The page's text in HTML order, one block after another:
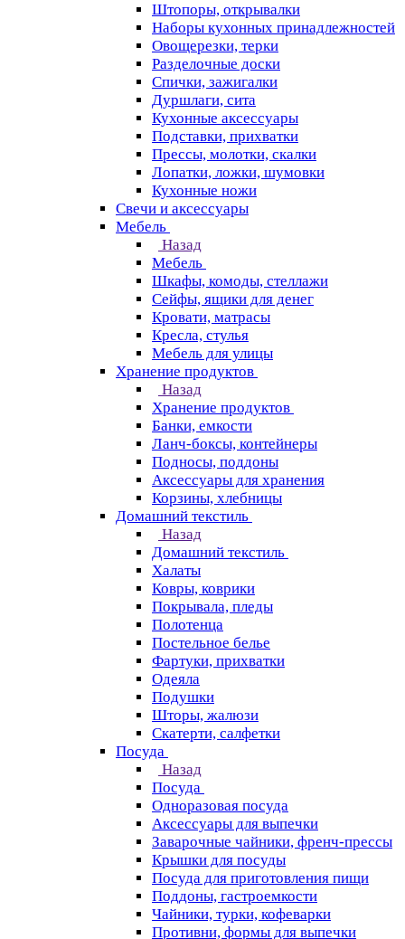
Штопоры, открывалки
Наборы кухонных принадлежностей
Овощерезки, терки
Разделочные доски
Спички, зажигалки
Дуршлаги, сита
Кухонные аксессуары
Подставки, прихватки
Прессы, молотки, скалки
Лопатки, ложки, шумовки
Кухонные ножи
Свечи и аксессуары
Мебель
Назад
Мебель
Шкафы, комоды, стеллажи
Сейфы, ящики для денег
Кровати, матрасы
Кресла, стулья
Мебель для улицы
Хранение продуктов
Назад
Хранение продуктов
Банки, емкости
Ланч-боксы, контейнеры
Подносы, поддоны
Аксессуары для хранения
Корзины, хлебницы
Домашний текстиль
Назад
Домашний текстиль
Халаты
Ковры, коврики
Покрывала, пледы
Полотенца
Постельное белье
Фартуки, прихватки
Одеяла
Подушки
Шторы, жалюзи
Скатерти, салфетки
Посуда
Назад
Посуда
Одноразовая посуда
Аксессуары для выпечки
Заварочные чайники, френч-прессы
Крышки для посуды
Посуда для приготовления пищи
Поддоны, гастроемкости
Чайники, турки, кофеварки
Противни, формы для выпечки